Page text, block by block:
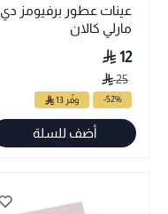
عينات عطور برفيومز دي
مارلي كالان
12
25
-52% وفّر 13
أضف للسلة